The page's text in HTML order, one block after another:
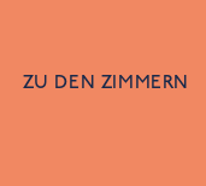
ZU DEN ZIMMERN